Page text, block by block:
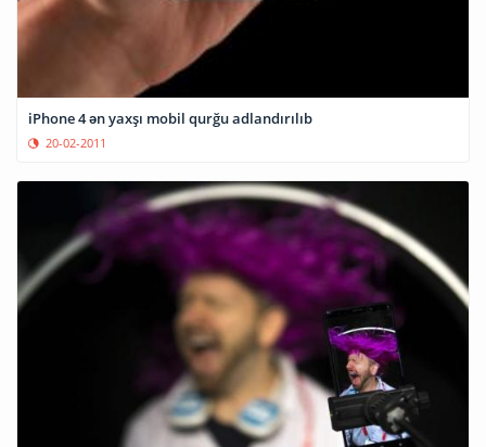
iPhone 4 ən yaxşı mobil qurğu adlandırılıb
20-02-2011